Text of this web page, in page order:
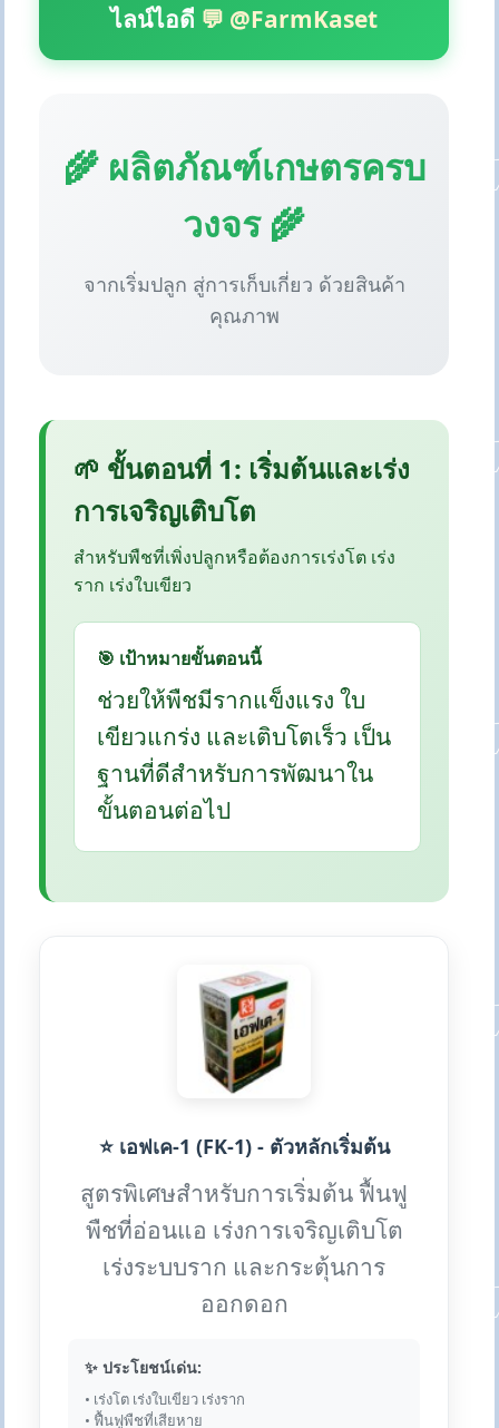
ไลน์ไอดี 💬 @FarmKaset
🌾 ผลิตภัณฑ์เกษตรครบ
วงจร 🌾
จากเริ่มปลูก สู่การเก็บเกี่ยว ด้วยสินค้า
คุณภาพ
🌱 ขั้นตอนที่ 1: เริ่มต้นและเร่ง
การเจริญเติบโต
สำหรับพืชที่เพิ่งปลูกหรือต้องการเร่งโต เร่ง
ราก เร่งใบเขียว
🎯 เป้าหมายขั้นตอนนี้
ช่วยให้พืชมีรากแข็งแรง ใบ
เขียวแกร่ง และเติบโตเร็ว เป็น
ฐานที่ดีสำหรับการพัฒนาใน
ขั้นตอนต่อไป
⭐ เอฟเค-1 (FK-1) - ตัวหลักเริ่มต้น
สูตรพิเศษสำหรับการเริ่มต้น ฟื้นฟู
พืชที่อ่อนแอ เร่งการเจริญเติบโต
เร่งระบบราก และกระตุ้นการ
ออกดอก
✨ ประโยชน์เด่น:
• เร่งโต เร่งใบเขียว เร่งราก
• ฟื้นฟูพืชที่เสียหาย